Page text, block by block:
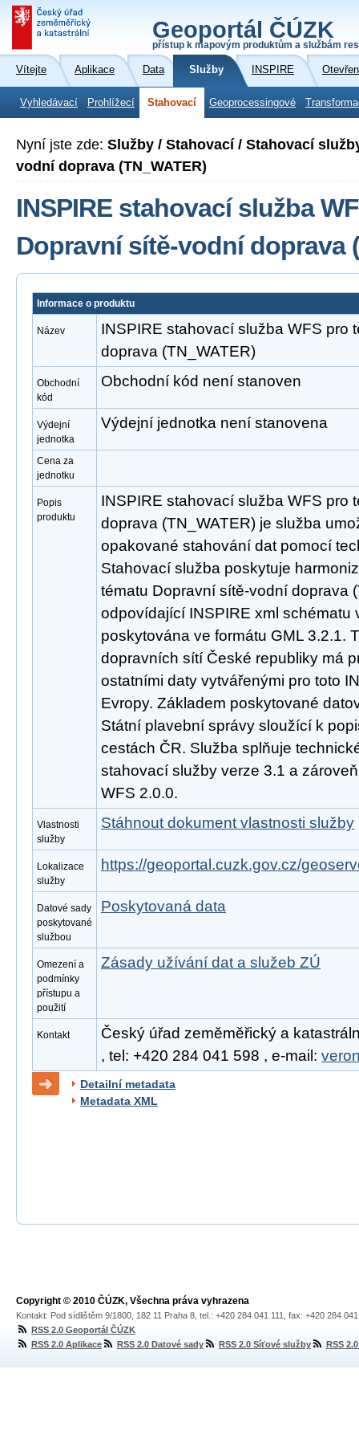
Geoportál ČÚZK
přístup k mapovým produktům a službám
Vítejte Aplikace Data Služby INSPIRE
Vyhledávací Prohlížecí Stahovací Geoprocessingové
Nyní jste zde: Služby / Stahovací / Stahovací
vodní doprava (TN_WATER)
INSPIRE stahovací služba
Dopravní sítě-vodní doprava
Informace o produktu
Název
INSPIRE stahovací služba WFS pro
doprava (TN_WATER)
Obchodní
kód
Obchodní kód není stanoven
Výdejní
jednotka
Výdejní jednotka není stanovena
Cena za
jednotku
Popis
produktu
INSPIRE stahovací služba WFS pro
doprava (TN_WATER) je služba
opakované stahování dat pomocí
Stahovací služba poskytuje
tématu Dopravní sítě-vodní doprava
odpovídající INSPIRE xml schématu
poskytována ve formátu GML 3.2.1.
dopravních sítí České republiky má
ostatními daty vytvářenými pro toto
Evropy. Základem poskytované
Státní plavební správy sloužící k
cestách ČR. Služba splňuje
stahovací služby verze 3.1 a
WFS 2.0.0.
Vlastnosti
služby
Stáhnout dokument vlastnosti služby
Lokalizace
služby
https://geoportal.cuzk.gov.cz/
Datové sady
poskytované
službou
Poskytovaná data
Omezení a
podmínky
přístupu a
použití
Zásady užívání dat a služeb ZÚ
Kontakt
Český úřad zeměměřický a
, tel: +420 284 041 598 , e-mail:
Detailní metadata
Metadata XML
Copyright © 2010 ČÚZK, Všechna práva vyhrazena
Kontakt: Pod sídlištěm 9/1800, 182 11 Praha 8, tel.: +420 284 041 111, fax: +420 284
RSS 2.0 Geoportál ČÚZK
RSS 2.0 Aplikace
RSS 2.0 Datové sady RSS 2.0 Síťové služby RSS